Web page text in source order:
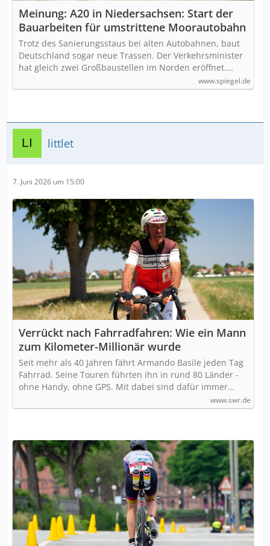
Meinung: A20 in Niedersachsen: Start der
Bauarbeiten für umstrittene Moorautobahn
Trotz des Sanierungsstaus bei alten Autobahnen, baut
Deutschland sogar neue Trassen. Der Verkehrsminister
hat gleich zwei Großbaustellen im Norden eröffnet.…
www.spiegel.de
littlet
7. Juni 2026 um 15:00
Verrückt nach Fahrradfahren: Wie ein Mann
zum Kilometer-Millionär wurde
Seit mehr als 40 Jahren fährt Armando Basile jeden Tag
Fahrrad. Seine Touren führten ihn in rund 80 Länder -
ohne Handy, ohne GPS. Mit dabei sind dafür immer…
www.swr.de